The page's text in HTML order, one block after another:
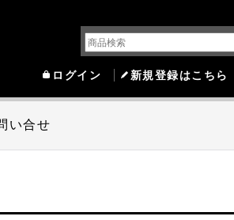
ログイン 新規登録はこちら
い合せ